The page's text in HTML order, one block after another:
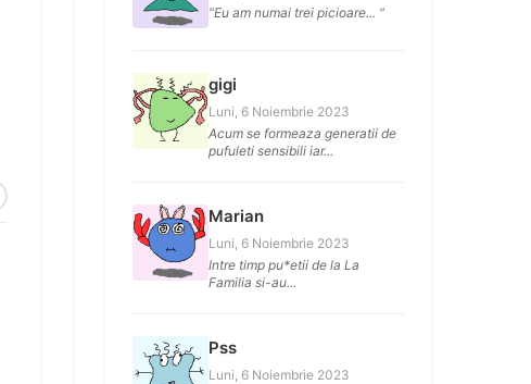
"Eu am numai trei picioare... "
gigi
Luni, 6 Noiembrie 2023
Acum se formeaza generatii de
pufuleti sensibili iar...
Marian
Luni, 6 Noiembrie 2023
Intre timp pu*etii de la La
Familia si-au...
Pss
Luni, 6 Noiembrie 2023